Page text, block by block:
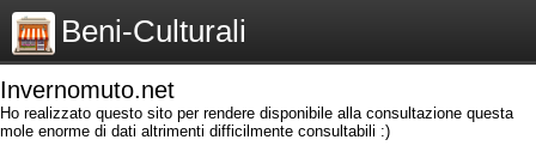
Beni-Culturali
Invernomuto.net
Ho realizzato questo sito per rendere disponibile alla consultazione questa
mole enorme di dati altrimenti difficilmente consultabili :)